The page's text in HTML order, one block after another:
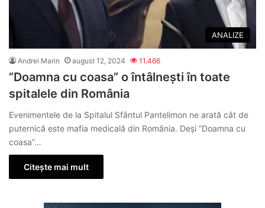
ANALIZE
Andrei Marin august 12, 2024 11.466
”Doamna cu coasa” o întâlnești în toate
spitalele din România
Evenimentele de la Spitalul Sfântul Pantelimon ne arată cât de
puternică este mafia medicală din România. Deși ”Doamna cu
coasa”…
Citește mai mult